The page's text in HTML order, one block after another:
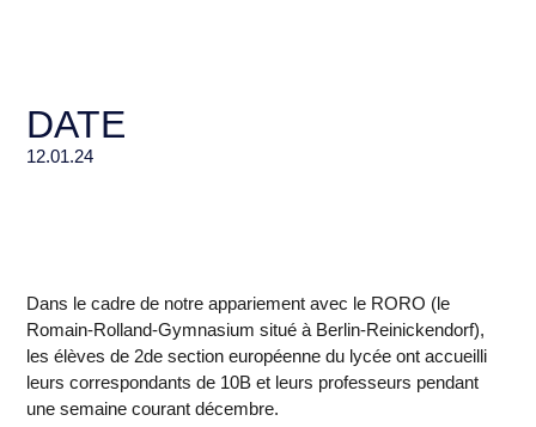
DATE
12.01.24
Dans le cadre de notre appariement avec le RORO (le
Romain-Rolland-Gymnasium situé à Berlin-Reinickendorf),
les élèves de 2de section européenne du lycée ont accueilli
leurs correspondants de 10B et leurs professeurs pendant
une semaine courant décembre.